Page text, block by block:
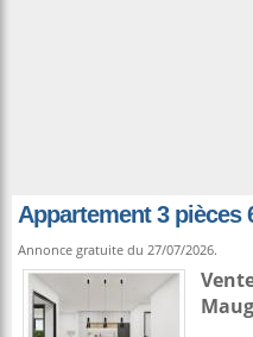
Appartement 3 pièces
Annonce gratuite du 27/07/2026.